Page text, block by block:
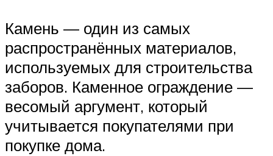
Камень — один из самых
распространённых материалов,
используемых для строительства
заборов. Каменное ограждение —
весомый аргумент, который
учитывается покупателями при
покупке дома.